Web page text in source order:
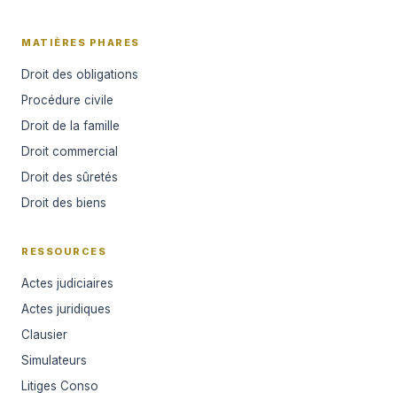
MATIÈRES PHARES
Droit des obligations
Procédure civile
Droit de la famille
Droit commercial
Droit des sûretés
Droit des biens
RESSOURCES
Actes judiciaires
Actes juridiques
Clausier
Simulateurs
Litiges Conso